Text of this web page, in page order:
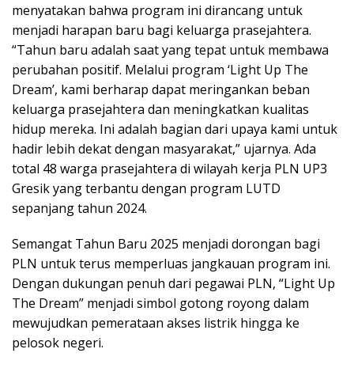
menyatakan bahwa program ini dirancang untuk
menjadi harapan baru bagi keluarga prasejahtera.
“Tahun baru adalah saat yang tepat untuk membawa
perubahan positif. Melalui program ‘Light Up The
Dream’, kami berharap dapat meringankan beban
keluarga prasejahtera dan meningkatkan kualitas
hidup mereka. Ini adalah bagian dari upaya kami untuk
hadir lebih dekat dengan masyarakat,” ujarnya. Ada
total 48 warga prasejahtera di wilayah kerja PLN UP3
Gresik yang terbantu dengan program LUTD
sepanjang tahun 2024.
Semangat Tahun Baru 2025 menjadi dorongan bagi
PLN untuk terus memperluas jangkauan program ini.
Dengan dukungan penuh dari pegawai PLN, “Light Up
The Dream” menjadi simbol gotong royong dalam
mewujudkan pemerataan akses listrik hingga ke
pelosok negeri.